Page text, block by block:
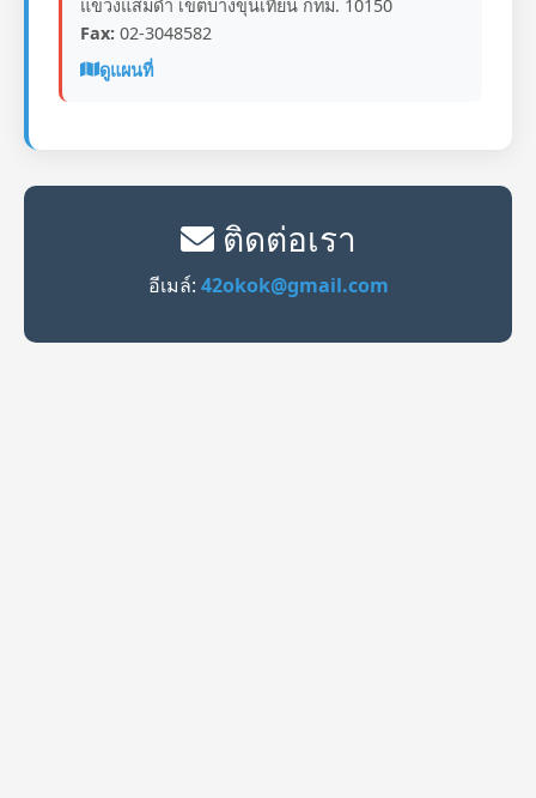
แขวงแสมดำ เขตบางขุนเทียน กทม. 10150
Fax: 02-3048582
ดูแผนที่
ติดต่อเรา
อีเมล์: 42okok@gmail.com